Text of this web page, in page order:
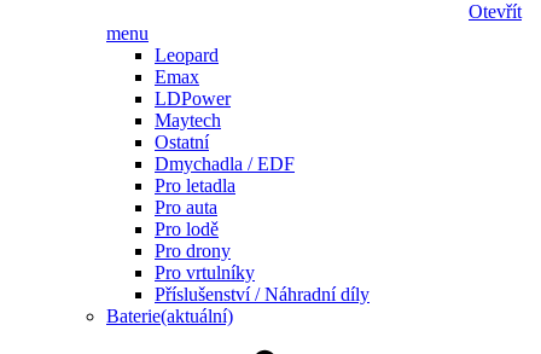
Otevřít
menu
Leopard
Emax
LDPower
Maytech
Ostatní
Dmychadla / EDF
Pro letadla
Pro auta
Pro lodě
Pro drony
Pro vrtulníky
Příslušenství / Náhradní díly
Baterie(aktuální)